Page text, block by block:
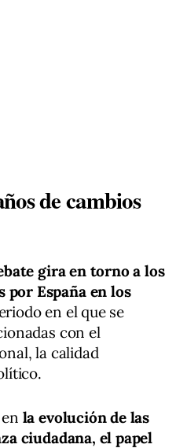
de cambios
gira en torno a los
por España en los
en el que se
con el
la calidad
la evolución de las
ciudadana, el papel